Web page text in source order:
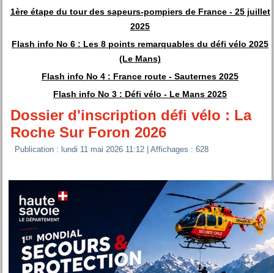
1ère étape du tour des sapeurs-pompiers de France - 25 juillet
2025
Flash info No 6 : Les 8 points remarquables du défi vélo 2025
(Le Mans)
Flash info No 4 : France route - Sauternes 2025
Flash info No 3 : Défi vélo - Le Mans 2025
Dossier d'inscription défi vélo : La
Roche Sur Foron 2026
Publication : lundi 11 mai 2026 11:12 | Affichages : 628